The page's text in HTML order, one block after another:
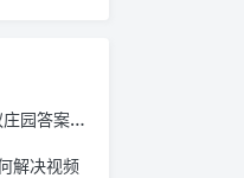
什么谢谢
解决视频